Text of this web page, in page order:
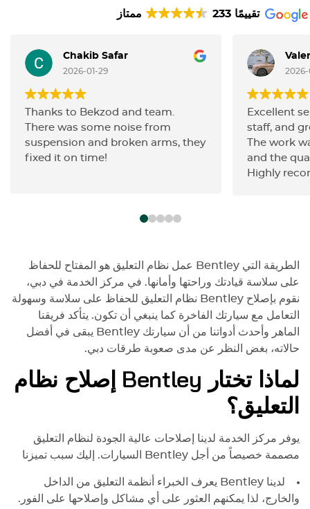
ممتاز 233 تقييمًا
Chakib Safar
2026-01-29
Thanks to Bekzod and team.
There was some noise from
suspension and broken arms, they
fixed it on time!
Excellent
staff, and
The work
and the
Highly
الطريقة التي Bentley عمل نظام التعليق هو المفتاح للحفاظ
على سلاسة قيادتك وراحتها وأمانها. في مركز الخدمة في دبي،
نقوم بإصلاح Bentley نظام التعليق للحفاظ على سلاسة وسهولة
التعامل مع سيارتك الفاخرة كما ينبغي أن تكون. يتأكد فريقنا
الماهر وأحدث أدواتنا من أن سيارتك Bentley يبقى في أفضل
حالاته، بغض النظر عن مدى صعوبة طرقات دبي.
لماذا تختار Bentley إصلاح نظام
التعليق؟
يوفر مركز الخدمة لدينا إصلاحات عالية الجودة لنظام التعليق
مصممة خصيصاً من أجل Bentley السيارات. إليك سبب تميزنا
لدينا Bentley يعرف الخبراء أنظمة التعليق من الداخل
والخارج، لذا يمكنهم العثور على أي مشاكل وإصلاحها على الفور.